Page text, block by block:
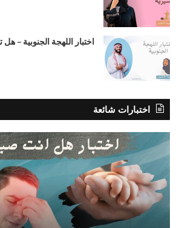
اختبار اللهجة الجنوبية –
اختبارات شائعة
صبور
؟